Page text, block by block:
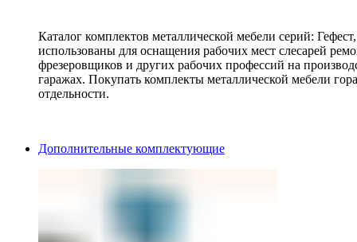
Каталог комплектов металлической мебели серий:
использованы для оснащения рабочих мест слесарей
фрезеровщиков и других рабочих профессий на
гаражах. Покупать комплекты металлической мебели
отдельности.
Дополнительные комплектующие